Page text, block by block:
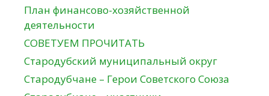
План финансово-хозяйственной
деятельности
СОВЕТУЕМ ПРОЧИТАТЬ
Стародубский муниципальный округ
Стародубчане – Герои Советского Союза